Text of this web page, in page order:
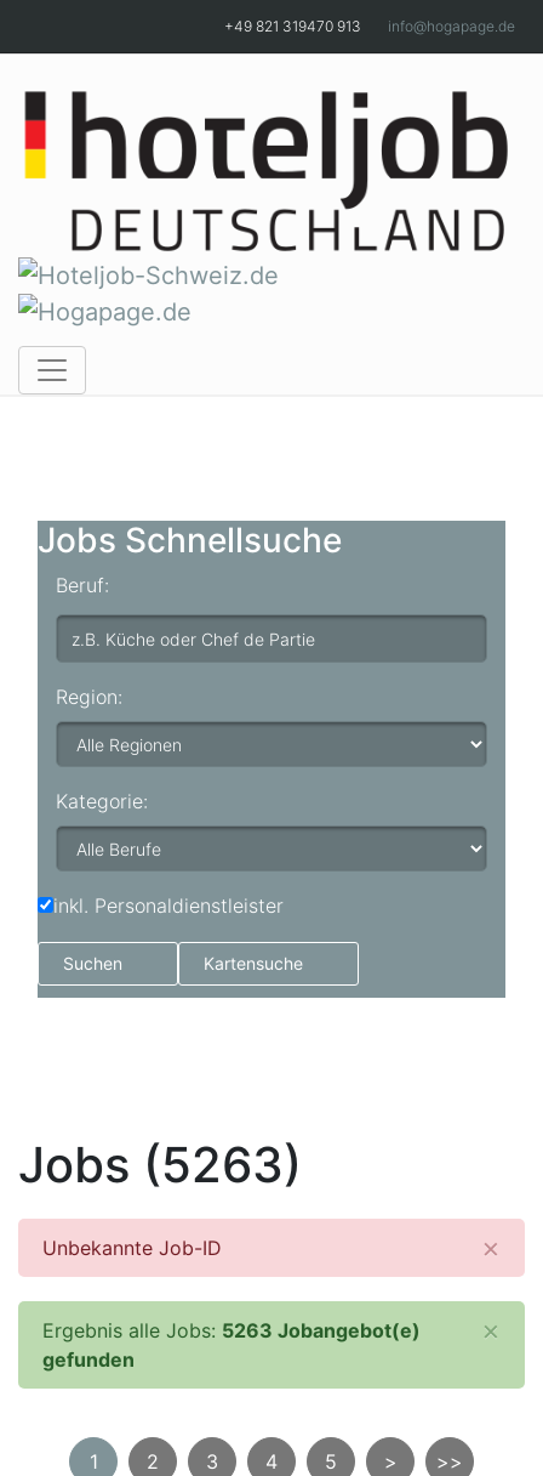
+49 821 319470 913 info@hogapage.de
Jobs Schnellsuche
Beruf:
Region:
Kategorie:
inkl. Personaldienstleister
Suchen Kartensuche
Jobs (5263)
×
Error message
Unbekannte Job-ID
×
Status message
Ergebnis alle Jobs: 5263 Jobangebot(e)
gefunden
1 2 3 4 5 > >>